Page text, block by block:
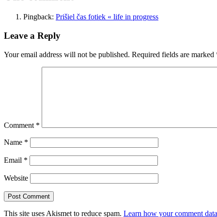
Pingback: Prišiel čas fotiek « life in progress
Leave a Reply
Your email address will not be published. Required fields are marked
Comment *
Name *
Email *
Website
This site uses Akismet to reduce spam. Learn how your comment